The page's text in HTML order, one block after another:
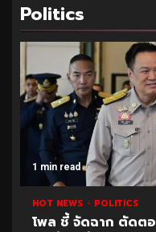
Politics
สอบ คดียังไม่จบ